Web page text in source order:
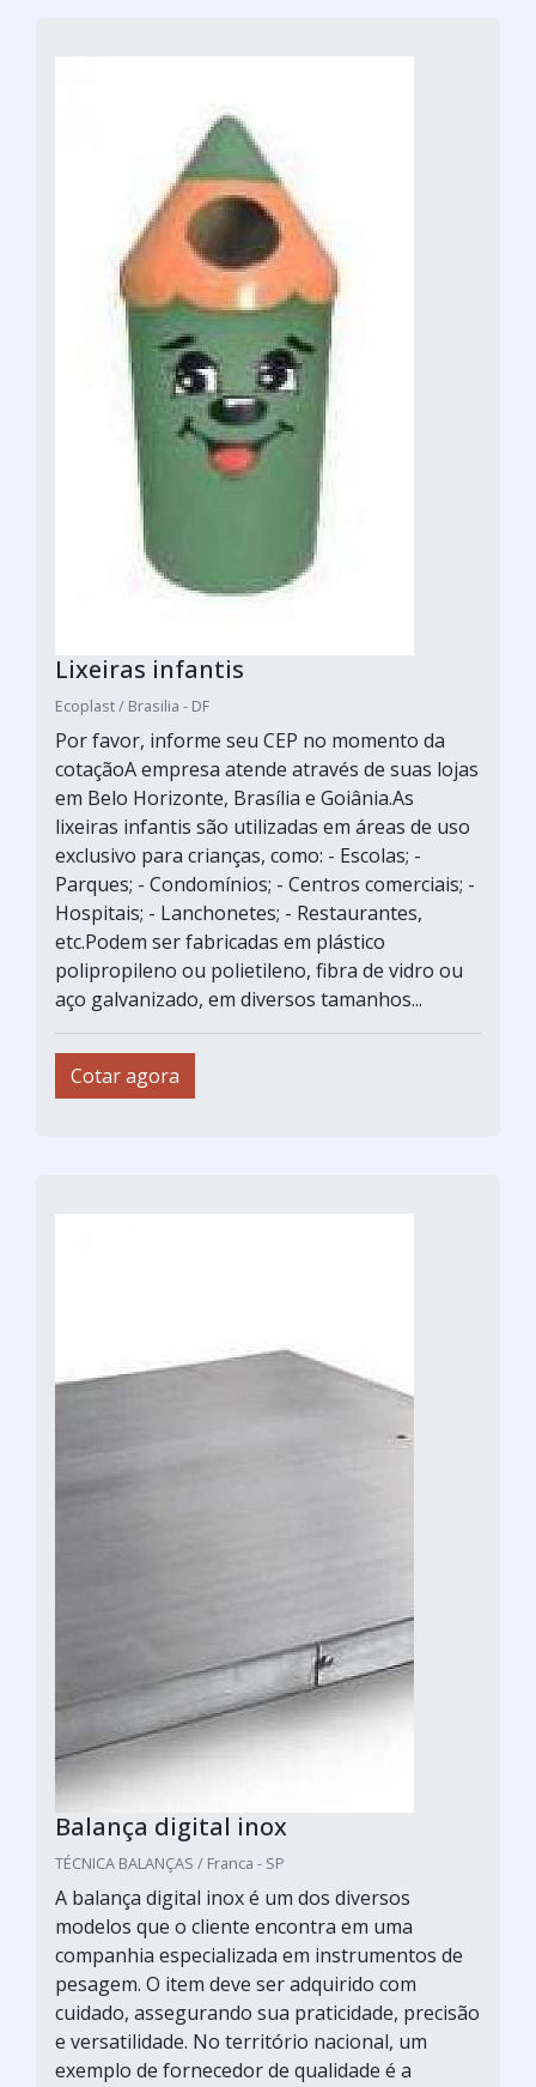
Lixeiras infantis
Ecoplast / Brasilia - DF
Por favor, informe seu CEP no momento da
cotaçãoA empresa atende através de suas lojas
em Belo Horizonte, Brasília e Goiânia.As
lixeiras infantis são utilizadas em áreas de uso
exclusivo para crianças, como: - Escolas; -
Parques; - Condomínios; - Centros comerciais; -
Hospitais; - Lanchonetes; - Restaurantes,
etc.Podem ser fabricadas em plástico
polipropileno ou polietileno, fibra de vidro ou
aço galvanizado, em diversos tamanhos...
Cotar agora
Balança digital inox
TÉCNICA BALANÇAS / Franca - SP
A balança digital inox é um dos diversos
modelos que o cliente encontra em uma
companhia especializada em instrumentos de
pesagem. O item deve ser adquirido com
cuidado, assegurando sua praticidade, precisão
e versatilidade. No território nacional, um
exemplo de fornecedor de qualidade é a